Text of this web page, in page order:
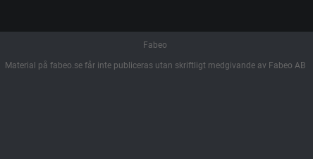
Fabeo
Material på fabeo.se får inte publiceras utan skriftligt medgivande av Fabeo AB